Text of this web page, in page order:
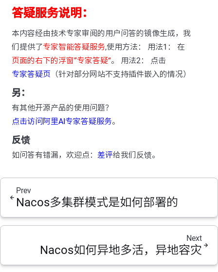
答疑服务说明：
本内容经由技术专家审阅的用户问答的镜像生成，我
们提供了专家智能答疑服务,使用方法： 用法1： 在
页面的右下的浮窗”专家答疑“。 用法2： 点击
专家答疑页 （针对部分网站不支持插件嵌入的情况）
另：
有其他开源产品的使用问题？
点击访问阿里AI专家答疑服务。
反馈
如问答有错漏，欢迎点： 差评给我们反馈。
Prev
Nacos多集群模式是如何部署的
Next
Nacos如何异地多活，异地容灾